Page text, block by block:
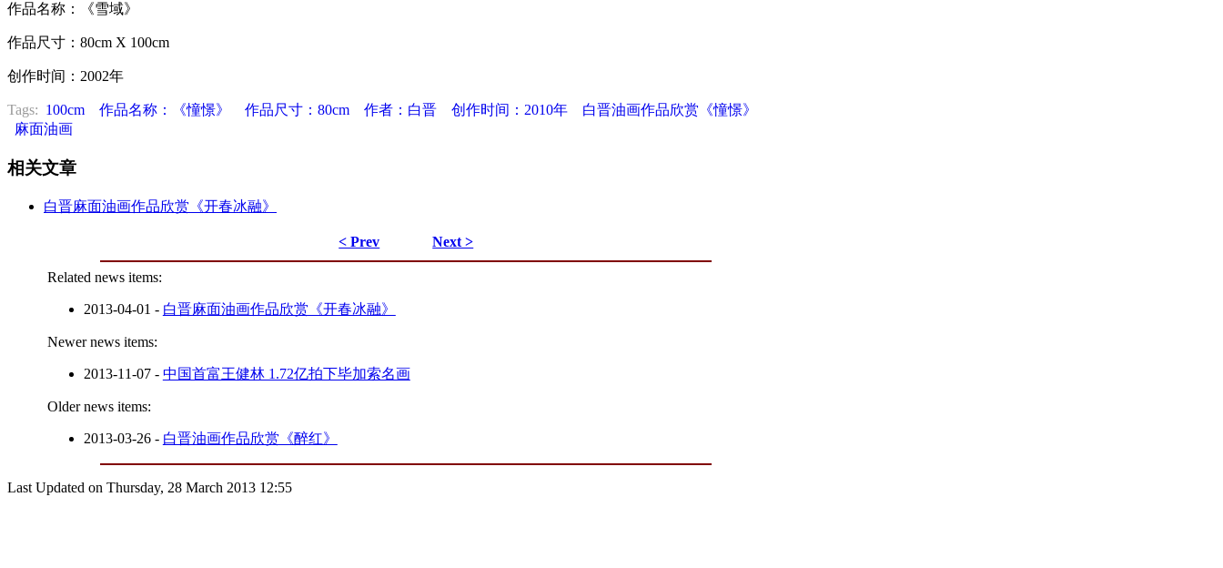
作品名称：《雪域》
作品尺寸：80cm X 100cm
创作时间：2002年
Tags: 100cm 作品名称：《憧憬》 作品尺寸：80cm 作者：白晋 创作时间：2010年
白晋油画作品欣赏《憧憬》
麻面油画
相关文章
白晋麻面油画作品欣赏《开春冰融》
< Prev Next >
Related news items:
2013-04-01 - 白晋麻面油画作品欣赏《开春冰融》
Newer news items:
2013-11-07- 中国首富王健林 1.72亿拍下毕加索名画
Older news items:
2013-03-26- 白晋油画作品欣赏《醉红》
Last Updated on Thursday, 28 March 2013 12:55